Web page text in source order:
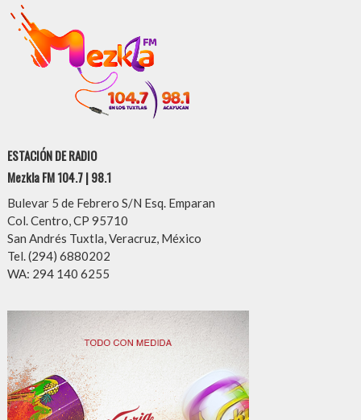
ESTACIÓN DE RADIO
Mezkla FM 104.7 | 98.1
Bulevar 5 de Febrero S/N Esq. Emparan
Col. Centro, CP 95710
San Andrés Tuxtla, Veracruz, México
Tel. (294) 6880202
WA: 294 140 6255